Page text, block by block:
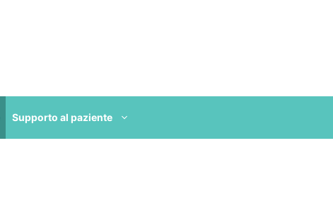
Supporto al paziente